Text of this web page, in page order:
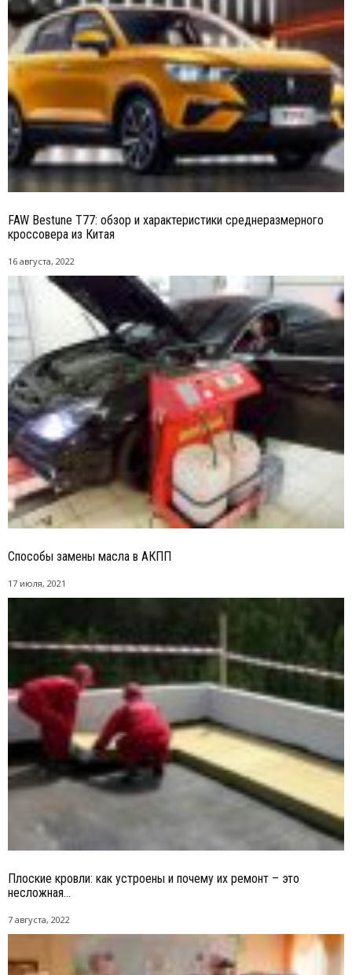
FAW Bestune T77: обзор и характеристики среднеразмерного
кроссовера из Китая
16 августа, 2022
Способы замены масла в АКПП
17 июля, 2021
Плоские кровли: как устроены и почему их ремонт – это
несложная...
7 августа, 2022